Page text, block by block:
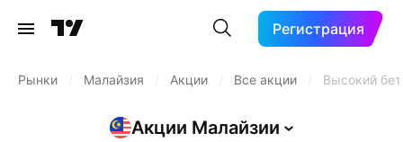
Регистрация
Рынки Малайзия Акции Все акции Высокий
Акции Малайзии